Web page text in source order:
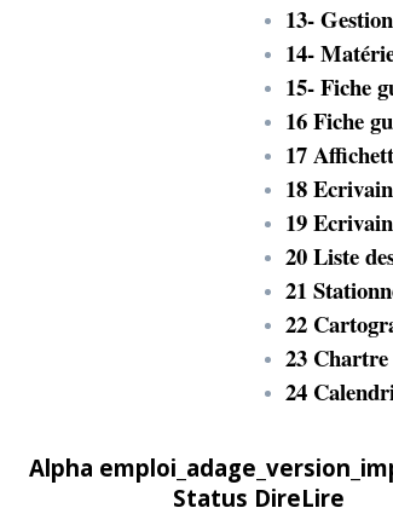
13-
14-
15- Fiche
16 Fiche
17
18
19
20 Liste
21
22
23
24
Alpha
Status DireLire